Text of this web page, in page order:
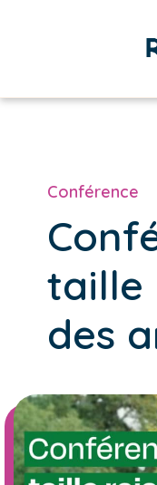
Conférence
taille
des